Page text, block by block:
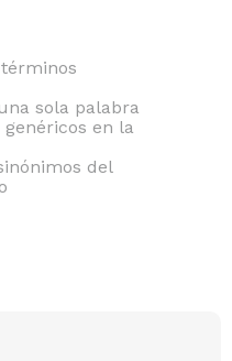
sola palabra
en la
del